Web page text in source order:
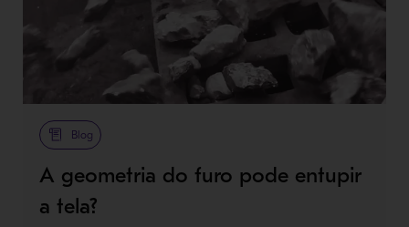
Blog
A geometria do furo pode entupir
a tela?